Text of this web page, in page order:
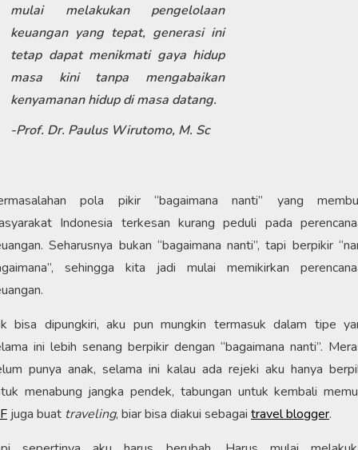
mulai melakukan pengelolaan
keuangan yang tepat, generasi ini
tetap dapat menikmati gaya hidup
masa kini tanpa mengabaikan
kenyamanan hidup di masa datang.
-Prof. Dr. Paulus Wirutomo, M. Sc
pola pikir “bagaimana nanti” yang
Indonesia terkesan kurang peduli pada
Seharusnya bukan “bagaimana nanti”, tapi berpikir
sehingga kita jadi mulai memikirkan
bisa dipungkiri, aku pun mungkin termasuk dalam tipe
ini lebih senang berpikir dengan “bagaimana nanti”.
punya anak, selama ini kalau ada rejeki aku hanya
menabung jangka pendek, tabungan untuk kembali
juga buat traveling, biar bisa diakui sebagai travel blogger.